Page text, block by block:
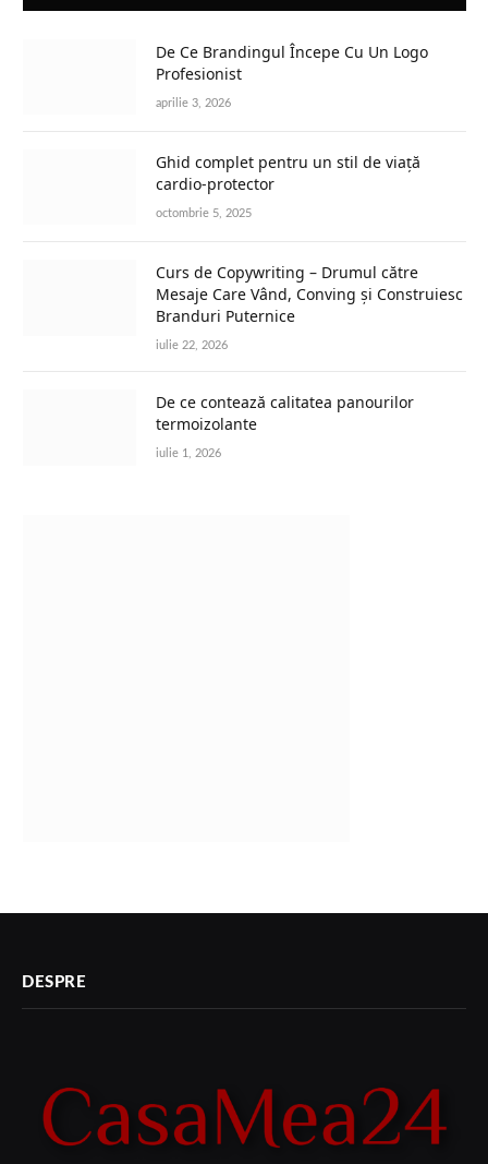
De Ce Brandingul Începe Cu Un Logo
Profesionist
aprilie 3, 2026
Ghid complet pentru un stil de viață
cardio-protector
octombrie 5, 2025
Curs de Copywriting – Drumul către
Mesaje Care Vând, Conving și Construiesc
Branduri Puternice
iulie 22, 2026
De ce contează calitatea panourilor
termoizolante
iulie 1, 2026
DESPRE